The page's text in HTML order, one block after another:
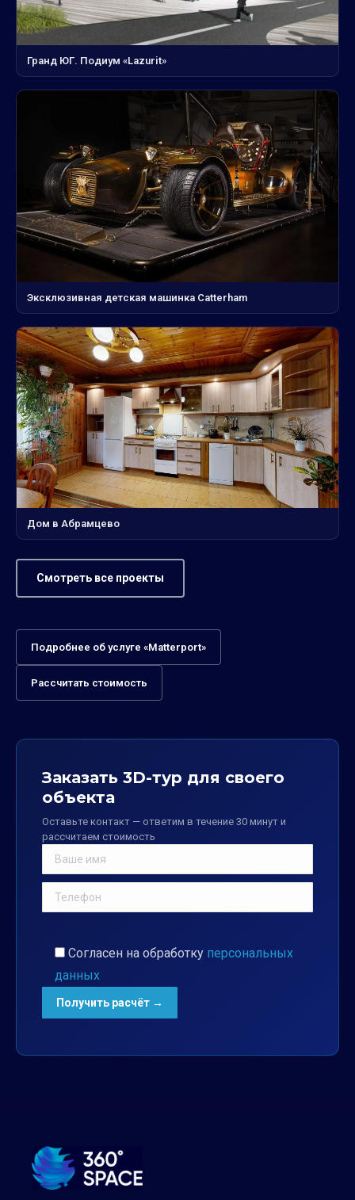
Гранд ЮГ. Подиум «Lazurit»
Эксклюзивная детская машинка Catterham
Дом в Абрамцево
Смотреть все проекты
Подробнее об услуге «Matterport»
Рассчитать стоимость
Заказать 3D-тур для своего
объекта
Оставьте контакт — ответим в течение 30 минут и
рассчитаем стоимость
Согласен на обработку персональных
данных